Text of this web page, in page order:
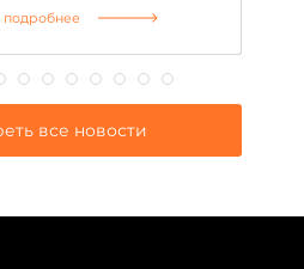
подробнее
все новости